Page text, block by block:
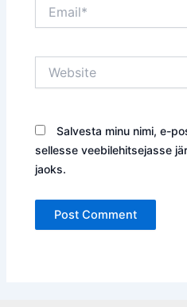
Salvesta minu nimi, e-
sellesse veebilehitsejasse
jaoks.